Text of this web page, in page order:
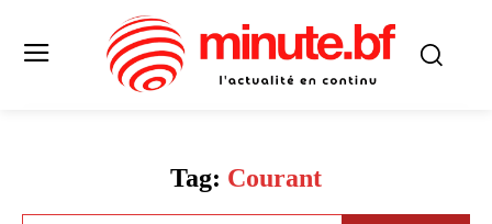
Tag: Courant